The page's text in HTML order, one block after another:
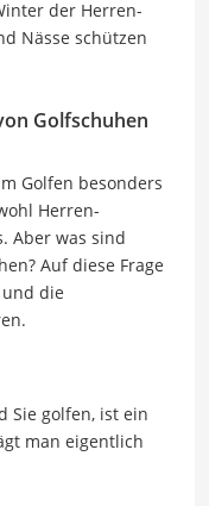
der Herren-
Nässe schützen
Golfschuhen
Golfen besonders
Herren-
Aber was sind
Auf diese Frage
die
Sie golfen, ist ein
man eigentlich